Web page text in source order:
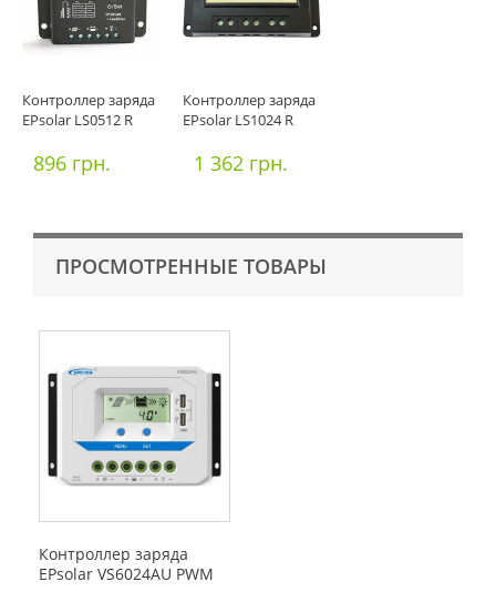
Контроллер заряда
EPsolar LS0512 R
896 грн.
Контроллер заряда
EPsolar LS1024 R
1 362 грн.
ПРОСМОТРЕННЫЕ ТОВАРЫ
Контроллер заряда
EPsolar VS6024AU PWM